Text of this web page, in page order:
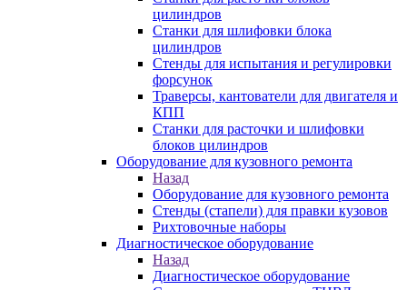
цилиндров
Станки для шлифовки блока
цилиндров
Стенды для испытания и регулировки
форсунок
Траверсы, кантователи для двигателя и
КПП
Станки для расточки и шлифовки
блоков цилиндров
Оборудование для кузовного ремонта
Назад
Оборудование для кузовного ремонта
Стенды (стапели) для правки кузовов
Рихтовочные наборы
Диагностическое оборудование
Назад
Диагностическое оборудование